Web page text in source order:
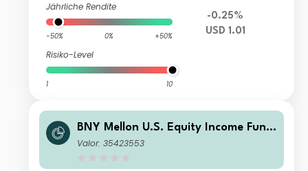
Jährliche Rendite
-50% 0% +50%
Risiko-Level
1 10
-0.25%
USD 1.01
BNY Mellon U.S. Equity Income Fund
GBP W Inc
Valor: 35423553